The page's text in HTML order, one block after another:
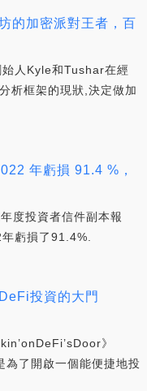
的加密派對王者，百
人Kyle和Tushar在經
析框架的現狀,決定做加
年虧損 91.4 %，
度投資者信件副本報
虧損了91.4%.
投資的大門
》
了開啟一個能便捷地投